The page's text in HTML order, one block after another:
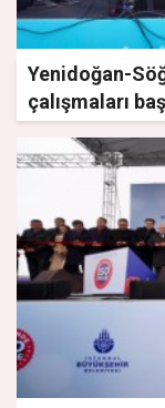
Yenidoğan-
çalışmaları